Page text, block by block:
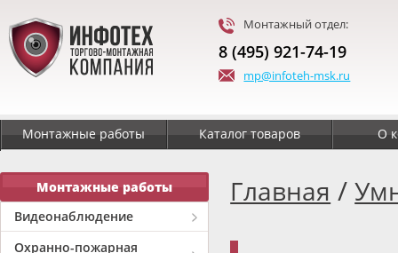
Монтажный отдел:
8 (495) 921-74-19
mp@infoteh-msk.ru
Монтажные работы Каталог товаров О
Монтажные работы
Видеонаблюдение
Охранно-пожарная
Главная /